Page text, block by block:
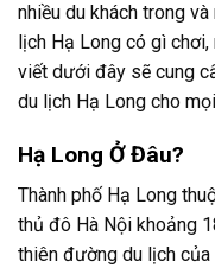
nhiều du khách trong
lịch Hạ Long có gì
viết dưới đây sẽ cung
du lịch Hạ Long cho
Hạ Long Ở Đâu?
Thành phố Hạ Long
thủ đô Hà Nội khoảng
thiên đường du lịch